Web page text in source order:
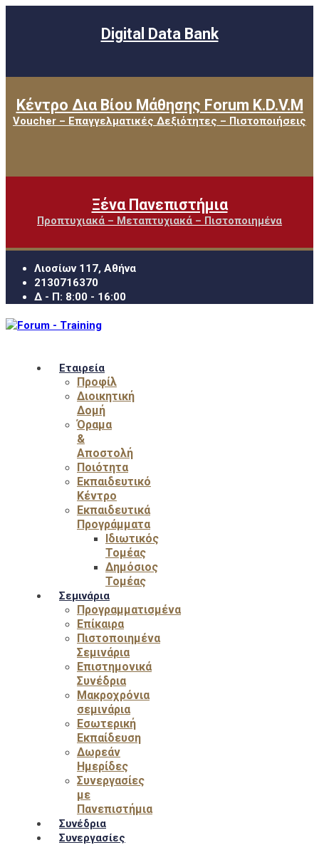
Digital Data Bank
Κέντρο Δια Βίου Μάθησης Forum K.D.V.M
Voucher – Επαγγελματικές Δεξιότητες – Πιστοποιήσεις
Ξένα Πανεπιστήμια
Προπτυχιακά – Μεταπτυχιακά – Πιστοποιημένα
Λιοσίων 117, Αθήνα
2130716370
Δ - Π: 8:00 - 16:00
Εταιρεία
Προφίλ
Διοικητική
Δομή
Όραμα
&
Αποστολή
Ποιότητα
Εκπαιδευτικό
Κέντρο
Εκπαιδευτικά
Προγράμματα
Ιδιωτικός
Τομέας
Δημόσιος
Τομέας
Σεμινάρια
Προγραμματισμένα
Επίκαιρα
Πιστοποιημένα
Σεμινάρια
Επιστημονικά
Συνέδρια
Μακροχρόνια
σεμινάρια
Εσωτερική
Εκπαίδευση
Δωρεάν
Ημερίδες
Συνεργασίες
με
Πανεπιστήμια
Συνέδρια
Συνεργασίες